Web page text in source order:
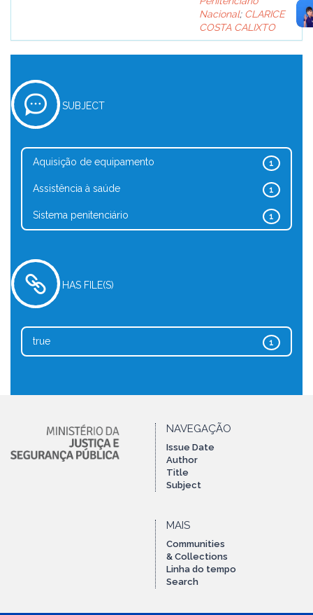
Nacional; CLARICE
COSTA CALIXTO
SUBJECT
1
Aquisição de equipamento
1
Assistência à saúde
1
Sistema penitenciário
HAS FILE(S)
1
true
NAVEGAÇÃO
Issue Date
Author
Title
Subject
MAIS
Communities
& Collections
Linha do tempo
Search